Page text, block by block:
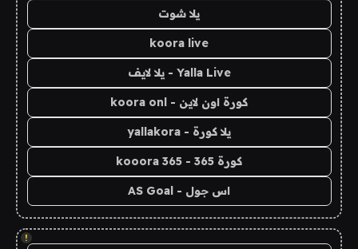
يلا شوت
koora live
Yalla Live - يلا لايف
كورة اون لاين - koora onl
يلا كورة - yallakora
كورة 365 - kooora 365
اس جول - AS Goal
!